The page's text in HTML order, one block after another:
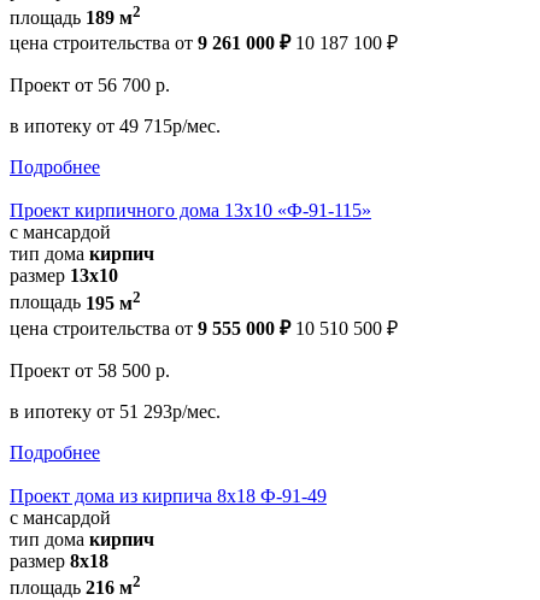
площадь 189 м2
цена строительства от 9 261 000 ₽ 10 187 100 ₽
Проект от 56 700 р.
в ипотеку от 49 715р/мес.
Подробнее
Проект кирпичного дома 13х10 «Ф-91-115»
с мансардой
тип дома кирпич
размер 13x10
площадь 195 м2
цена строительства от 9 555 000 ₽ 10 510 500 ₽
Проект от 58 500 р.
в ипотеку от 51 293р/мес.
Подробнее
Проект дома из кирпича 8x18 Ф-91-49
с мансардой
тип дома кирпич
размер 8x18
площадь 216 м2